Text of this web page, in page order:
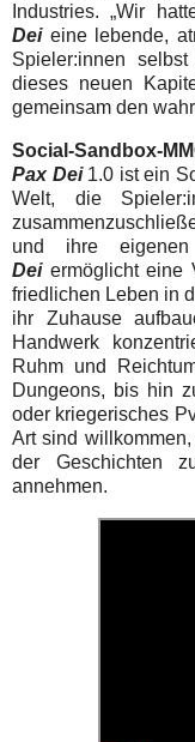
Industries. „Wir
Deieine lebende,
Spieler:innen
dieses neuen
gemeinsam den
Social-Sandbox-
Pax Dei1.0 ist ein
Welt, die
und ihre
Deiermöglicht eine
friedlichen Leben in
ihr Zuhause
Handwerk
Ruhm und
Dungeons, bis hin
oder kriegerisches
Art sind willkommen,
der Geschichten
annehmen.